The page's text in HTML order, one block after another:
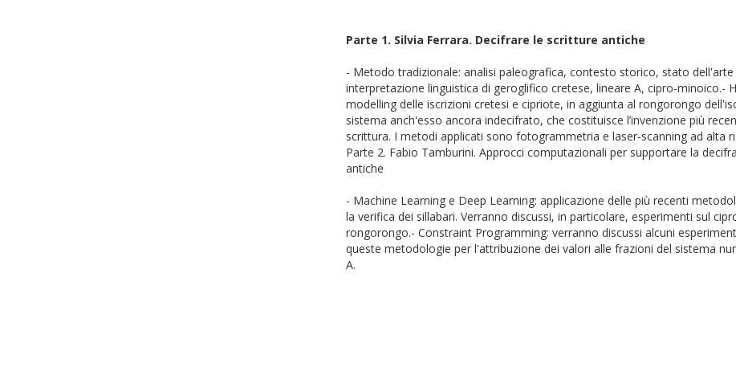
Parte 1. Silvia Ferrara. Decifrare le scritture antiche
- Metodo tradizionale: analisi paleografica, contesto storico, stato dell'arte
interpretazione linguistica di geroglifico cretese, lineare A, cipro-minoico.-
modelling delle iscrizioni cretesi e cipriote, in aggiunta al rongorongo
sistema anch'esso ancora indecifrato, che costituisce l’invenzione più
scrittura. I metodi applicati sono fotogrammetria e laser-scanning ad alta
Parte 2. Fabio Tamburini. Approcci computazionali per supportare la
antiche
- Machine Learning e Deep Learning: applicazione delle più recenti
la verifica dei sillabari. Verranno discussi, in particolare, esperimenti sul
rongorongo.- Constraint Programming: verranno discussi alcuni
queste metodologie per l'attribuzione dei valori alle frazioni del sistema
A.